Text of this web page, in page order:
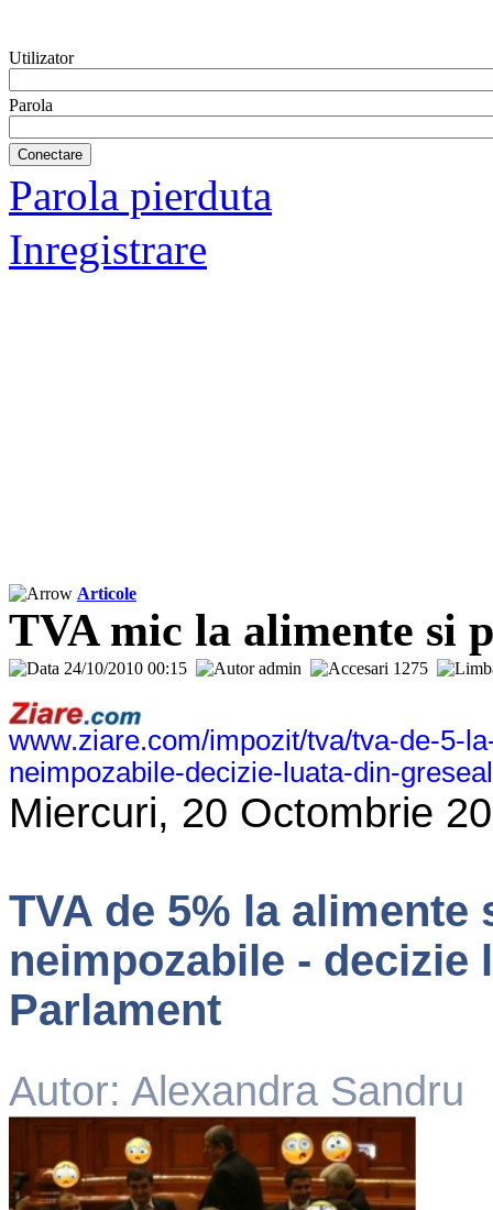
Utilizator
Parola
Parola pierduta
Inregistrare
Articole
TVA mic la alimente si
24/10/2010 00:15 admin 1275
www.ziare.com/impozit/tva/tva-de-5-
neimpozabile-decizie-luata-din-
Miercuri, 20 Octombrie
TVA de 5% la alimente
neimpozabile - decizie
Parlament
Autor: Alexandra Sandru